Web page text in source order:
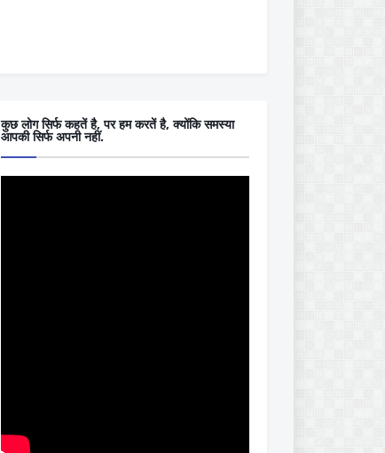
कुछ लोग सिर्फ कहतें है, पर हम करतें है, क्योंकि समस्या
आपकी सिर्फ अपनी नहीं.